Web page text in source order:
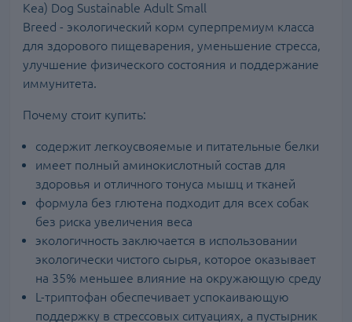
Кеа) Dog Sustainable Adult Small
Breed - экологический корм суперпремиум класса
для здорового пищеварения, уменьшение стресса,
улучшение физического состояния и поддержание
иммунитета.
Почему стоит купить:
содержит легкоусвояемые и питательные белки
имеет полный аминокислотный состав для
здоровья и отличного тонуса мышц и тканей
формула без глютена подходит для всех собак
без риска увеличения веса
экологичность заключается в использовании
экологически чистого сырья, которое оказывает
на 35% меньшее влияние на окружающую среду
L-триптофан обеспечивает успокаивающую
поддержку в стрессовых ситуациях, а пустырник